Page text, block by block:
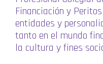
Financiación y
entidades y
tanto en el mundo
la cultura y fines